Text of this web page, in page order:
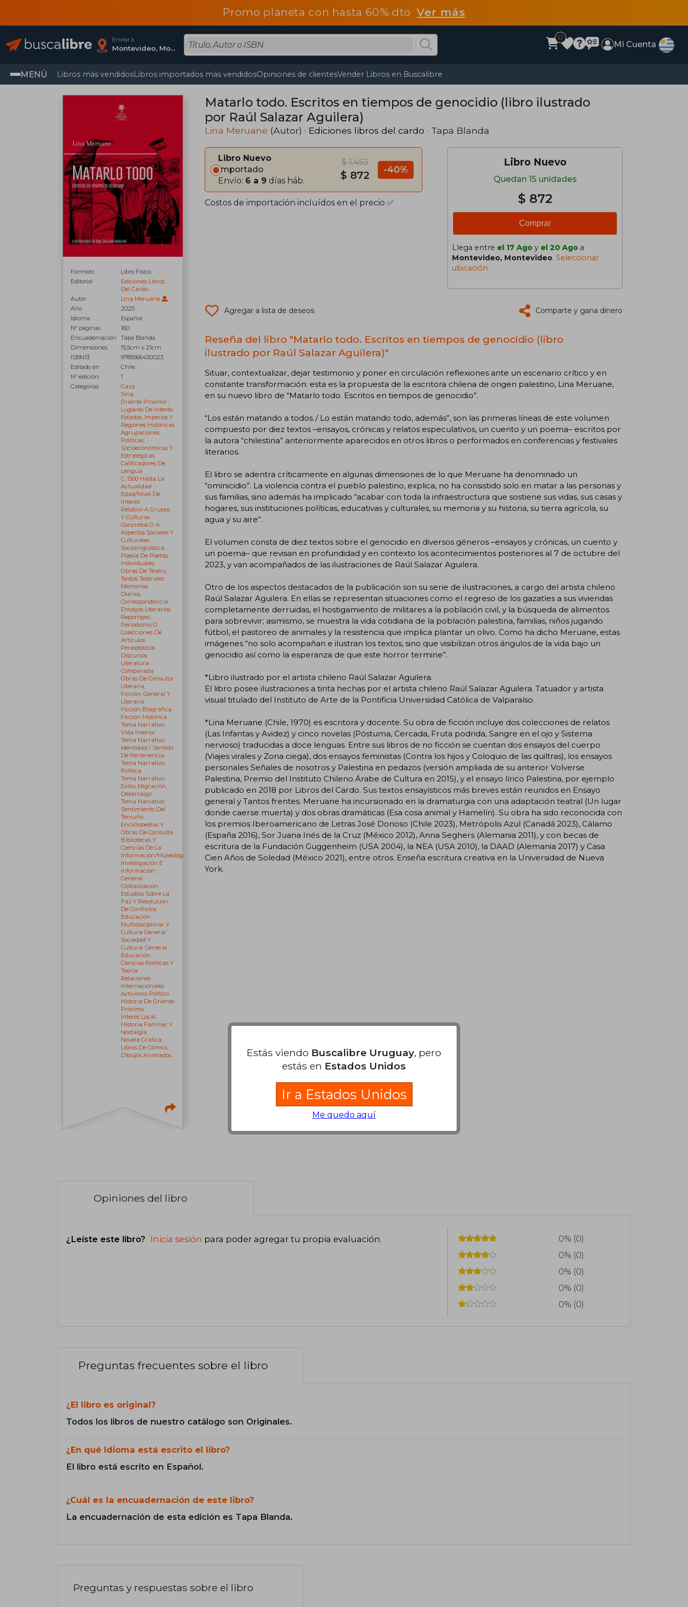
Promo planeta con hasta 60% dtoVer más
Enviar a
Montevideo, Montevideo
0
Mi Cuenta
MENÚ Libros más vendidosLibros importados más vendidosOpiniones de clientesVender Libros en Buscalibre
Formato
Libro Físico
Editorial
Ediciones Libros
Del Cardo
Autor
Lina Meruane
Año
2025
Idioma
Español
N° páginas
160
Encuadernación
Tapa Blanda
Dimensiones
15,5cm x 21cm
ISBN13
9789566450023
Editado en
Chile
N° edición
1
Categorías
Gaza
Siria
Oriente Próximo :
Lugares De Interés
Estados, Imperios Y
Regiones Históricas
Agrupaciones
Políticas,
Socioeconómicas Y
Estratégicas
Calificadores De
Lengua
C. 1500 Hasta La
Actualidad
Edad/nivel De
Interés
Relativo A Grupos
Y Culturas
Concretos O A
Aspectos Sociales Y
Culturales
Sociolingüística
Poesía De Poetas
Individuales
Obras De Teatro,
Textos Teatrales
Memorias
Diarios,
Correspondencia
Ensayos Literarios
Reportajes,
Periodismo O
Colecciones De
Artículos
Periodísticos
Discursos
Literatura
Comparada
Obras De Consulta
Literaria
Ficción: General Y
Literaria
Ficción Biográfica
Ficción Histórica
Tema Narrativo:
Vida Interior
Tema Narrativo:
Identidad / Sentido
De Pertenencia
Tema Narrativo:
Política
Tema Narrativo:
Exilio, Migración,
Desarraigo
Tema Narrativo:
Sentimiento Del
Terruño
Enciclopedias Y
Obras De Consulta
Bibliotecas Y
Ciencias De La
Información/museología
Investigación E
Información:
General
Globalización
Estudios Sobre La
Paz Y Resolución
De Conflictos
Educación
Multidisciplinar Y
Cultura General
Sociedad Y
Cultura: General
Educación
Ciencias Políticas Y
Teoría
Relaciones
Internacionales
Activismo Político
Historia De Oriente
Próximo
Interés Local,
Historia Familiar Y
Nostalgia
Novela Gráfica,
Libros De Cómics,
Dibujos Animados
Matarlo todo. Escritos en tiempos de genocidio (libro ilustrado
por Raúl Salazar Aguilera)
Lina Meruane (Autor) · Ediciones libros del cardo · Tapa Blanda
Libro Nuevo
Importado
Envío: 6 a 9 días háb.
$ 1.453
$ 872 -40%
Costos de importación incluídos en el precio ✅
Libro Nuevo
Quedan 15 unidades
$ 872
Comprar
Llega entre el 17 Ago y el 20 Ago a
Montevideo, Montevideo. Seleccionar
ubicación
Agregar a lista de deseos Comparte y gana dinero
Reseña del libro "Matarlo todo. Escritos en tiempos de genocidio (libro
ilustrado por Raúl Salazar Aguilera)"
Situar, contextualizar, dejar testimonio y poner en circulación reflexiones ante un escenario crítico y en
constante transformación: esta es la propuesta de la escritora chilena de origen palestino, Lina Meruane,
en su nuevo libro de “Matarlo todo. Escritos en tiempos de genocidio”.
“Los están matando a todos./ Lo están matando todo, además”, son las primeras líneas de este volumen
compuesto por diez textos –ensayos, crónicas y relatos especulativos, un cuento y un poema– escritos por
la autora “chilestina” anteriormente aparecidos en otros libros o performados en conferencias y festivales
literarios.
El libro se adentra críticamente en algunas dimensiones de lo que Meruane ha denominado un
“ominicidio”. La violencia contra el pueblo palestino, explica, no ha consistido solo en matar a las personas y
sus familias, sino además ha implicado “acabar con toda la infraestructura que sostiene sus vidas, sus casas y
hogares, sus instituciones políticas, educativas y culturales, su memoria y su historia, su tierra agrícola, su
agua y su aire”.
El volumen consta de diez textos sobre el genocidio en diversos géneros –ensayos y crónicas, un cuento y
un poema– que revisan en profundidad y en contexto los acontecimientos posteriores al 7 de octubre del
2023, y van acompañados de las ilustraciones de Raúl Salazar Aguilera.
Otro de los aspectos destacados de la publicación son su serie de ilustraciones, a cargo del artista chileno
Raúl Salazar Aguilera. En ellas se representan situaciones como el regreso de los gazatíes a sus viviendas
completamente derruidas, el hostigamiento de militares a la población civil, y la búsqueda de alimentos
para sobrevivir; asimismo, se muestra la vida cotidiana de la población palestina, familias, niños jugando
fútbol, el pastoreo de animales y la resistencia que implica plantar un olivo. Como ha dicho Meruane, estas
imágenes “no solo acompañan e ilustran los textos, sino que visibilizan otros ángulos de la vida bajo un
genocidio así como la esperanza de que este horror termine”.
*Libro ilustrado por el artista chileno Raúl Salazar Aguilera.
El libro posee ilustraciones a tinta hechas por el artista chileno Raúl Salazar Aguilera. Tatuador y artista
visual titulado del Instituto de Arte de la Pontificia Universidad Católica de Valparaíso.
*Lina Meruane (Chile, 1970) es escritora y docente. Su obra de ficción incluye dos colecciones de relatos
(Las Infantas y Avidez) y cinco novelas (Póstuma, Cercada, Fruta podrida, Sangre en el ojo y Sistema
nervioso) traducidas a doce lenguas. Entre sus libros de no ficción se cuentan dos ensayos del cuerpo
(Viajes virales y Zona ciega), dos ensayos feministas (Contra los hijos y Coloquio de las quiltras), los ensayos
personales Señales de nosotros y Palestina en pedazos (versión ampliada de su anterior Volverse
Palestina, Premio del Instituto Chileno Árabe de Cultura en 2015), y el ensayo lírico Palestina, por ejemplo
publicado en 2018 por Libros del Cardo. Sus textos ensayísticos más breves están reunidos en Ensayo
general y Tantos frentes. Meruane ha incursionado en la dramaturgia con una adaptación teatral (Un lugar
donde caerse muerta) y dos obras dramáticas (Esa cosa animal y Hamelín). Su obra ha sido reconocida con
los premios Iberoamericano de Letras José Donoso (Chile 2023), Metrópolis Azul (Canadá 2023), Cálamo
(España 2016), Sor Juana Inés de la Cruz (México 2012), Anna Seghers (Alemania 2011), y con becas de
escritura de la Fundación Guggenheim (USA 2004), la NEA (USA 2010), la DAAD (Alemania 2017) y Casa
Cien Años de Soledad (México 2021), entre otros. Enseña escritura creativa en la Universidad de Nueva
York.
Opiniones del libro
¿Leíste este libro? Inicia sesión para poder agregar tu propia evaluación.
0% (0)
0% (0)
0% (0)
0% (0)
0% (0)
Preguntas frecuentes sobre el libro
¿El libro es original?
Todos los libros de nuestro catálogo son Originales.
¿En qué Idioma está escrito el libro?
El libro está escrito en Español.
¿Cuál es la encuadernación de este libro?
La encuadernación de esta edición es Tapa Blanda.
Preguntas y respuestas sobre el libro
Estás viendo Buscalibre Uruguay, pero
estás en Estados Unidos
Ir a Estados Unidos
Me quedo aquí